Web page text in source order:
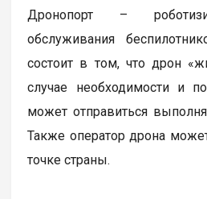
Дронопорт –
обслуживания
состоит в том, что дрон
случае необходимости и
может отправиться
Также оператор дрона
точке страны.